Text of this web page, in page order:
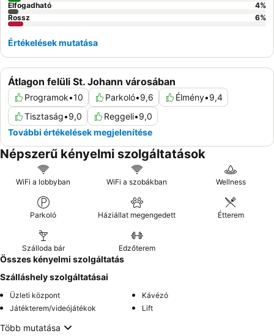
Átlagon felüli St. Johann városában
Programok•10 Parkoló•9,6 Élmény•9,4
Tisztaság•9,0 Reggeli•9,0
További értékelések megjelenítése
Elfogadható
4%
Rossz
6%
Értékelések mutatása
Népszerű kényelmi szolgáltatások
WiFi a lobbyban WiFi a szobákban Wellness
Parkoló Háziállat megengedett Étterem
Szálloda bár Edzőterem
Összes kényelmi szolgáltatás
Szálláshely szolgáltatásai
Üzleti központ
Kávézó
Játékterem/videójátékok
Lift
Több mutatása